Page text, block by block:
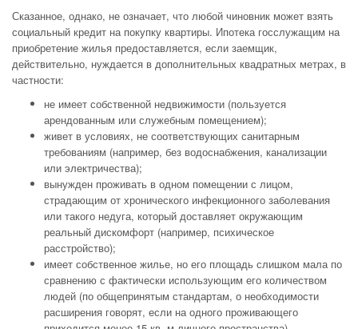
Сказанное, однако, не означает, что любой чиновник может взять
социальный кредит на покупку квартиры. Ипотека госслужащим на
приобретение жилья предоставляется, если заемщик,
действительно, нуждается в дополнительных квадратных метрах, в
частности:
не имеет собственной недвижимости (пользуется
арендованным или служебным помещением);
живет в условиях, не соответствующих санитарным
требованиям (например, без водоснабжения, канализации
или электричества);
вынужден проживать в одном помещении с лицом,
страдающим от хронического инфекционного заболевания
или такого недуга, который доставляет окружающим
реальный дискомфорт (например, психическое
расстройство);
имеет собственное жилье, но его площадь слишком мала по
сравнению с фактически использующим его количеством
людей (по общепринятым стандартам, о необходимости
расширения говорят, если на одного проживающего